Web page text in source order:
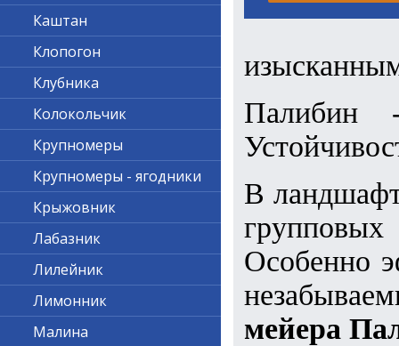
Палибин
В
Особенно
мейера
Каштан
Клопогон
Клубника
Колокольчик
Крупномеры
Крупномеры - ягодники
Крыжовник
Лабазник
Лилейник
Лимонник
Малина